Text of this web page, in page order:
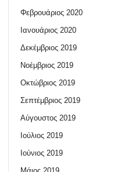
Φεβρουάριος 2020
Ιανουάριος 2020
Δεκέμβριος 2019
Νοέμβριος 2019
Οκτώβριος 2019
Σεπτέμβριος 2019
Αύγουστος 2019
Ιούλιος 2019
Ιούνιος 2019